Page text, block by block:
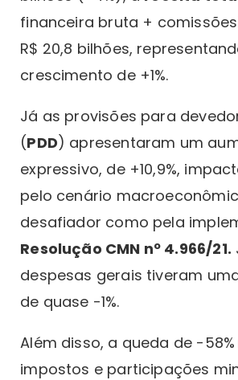
financeira bruta +
R$ 20,8 bilhões,
crescimento de +1%.
Já as provisões para
(PDD) apresentaram um
expressivo, de +10,9%,
pelo cenário
desafiador como pela
Resolução CMN nº 4.966/21.
despesas gerais tiveram
de quase -1%.
Além disso, a queda de -
impostos e participações